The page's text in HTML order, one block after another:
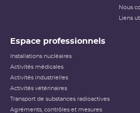
Nous
Liens
Espace professionnels
Installations nucléaires
Activités médicales
Activités industrielles
Activités vétérinaires
Transport de substances radioactives
Agréments, contrôles et mesures